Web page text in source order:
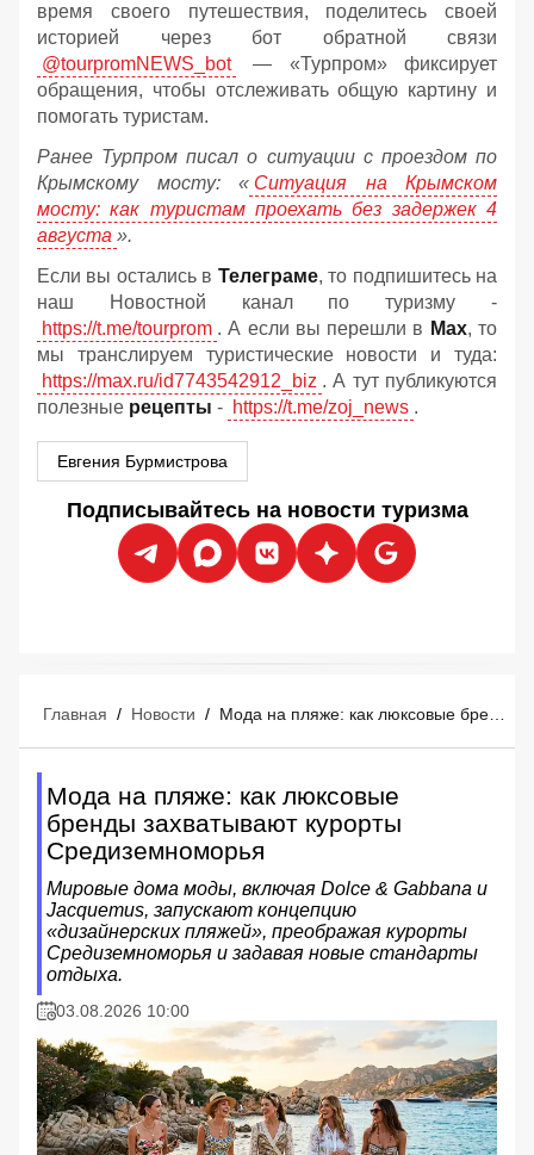
время своего путешествия, поделитесь своей
историей через бот обратной связи
@tourpromNEWS_bot
— «Турпром» фиксирует
обращения, чтобы отслеживать общую картину и
помогать туристам.
Ранее Турпром писал о ситуации с проездом по
Крымскому мосту: « Ситуация на Крымском
мосту: как туристам проехать без задержек 4
августа ».
Если вы остались в Телеграме, то подпишитесь на
наш Новостной канал по туризму -
https://t.me/tourprom . А если вы перешли в Мах, то
мы транслируем туристические новости и туда:
https://max.ru/id7743542912_biz . А тут публикуются
полезные рецепты - https://t.me/zoj_news .
Евгения Бурмистрова
Подписывайтесь на новости туризма
Главная / Новости / Мода на пляже: как люксовые бренды захватывают курорты Средиземноморья
Мода на пляже: как люксовые
бренды захватывают курорты
Средиземноморья
Мировые дома моды, включая Dolce & Gabbana и
Jacquemus, запускают концепцию
«дизайнерских пляжей», преображая курорты
Средиземноморья и задавая новые стандарты
отдыха.
03.08.2026 10:00